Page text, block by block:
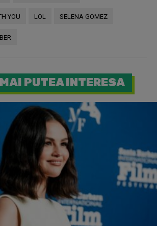
YOU LOL SELENA GOMEZ
PUTEA INTERESA